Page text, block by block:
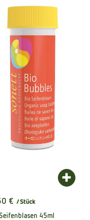
Warenkorb hinzufügen
€ / Stück
45ml